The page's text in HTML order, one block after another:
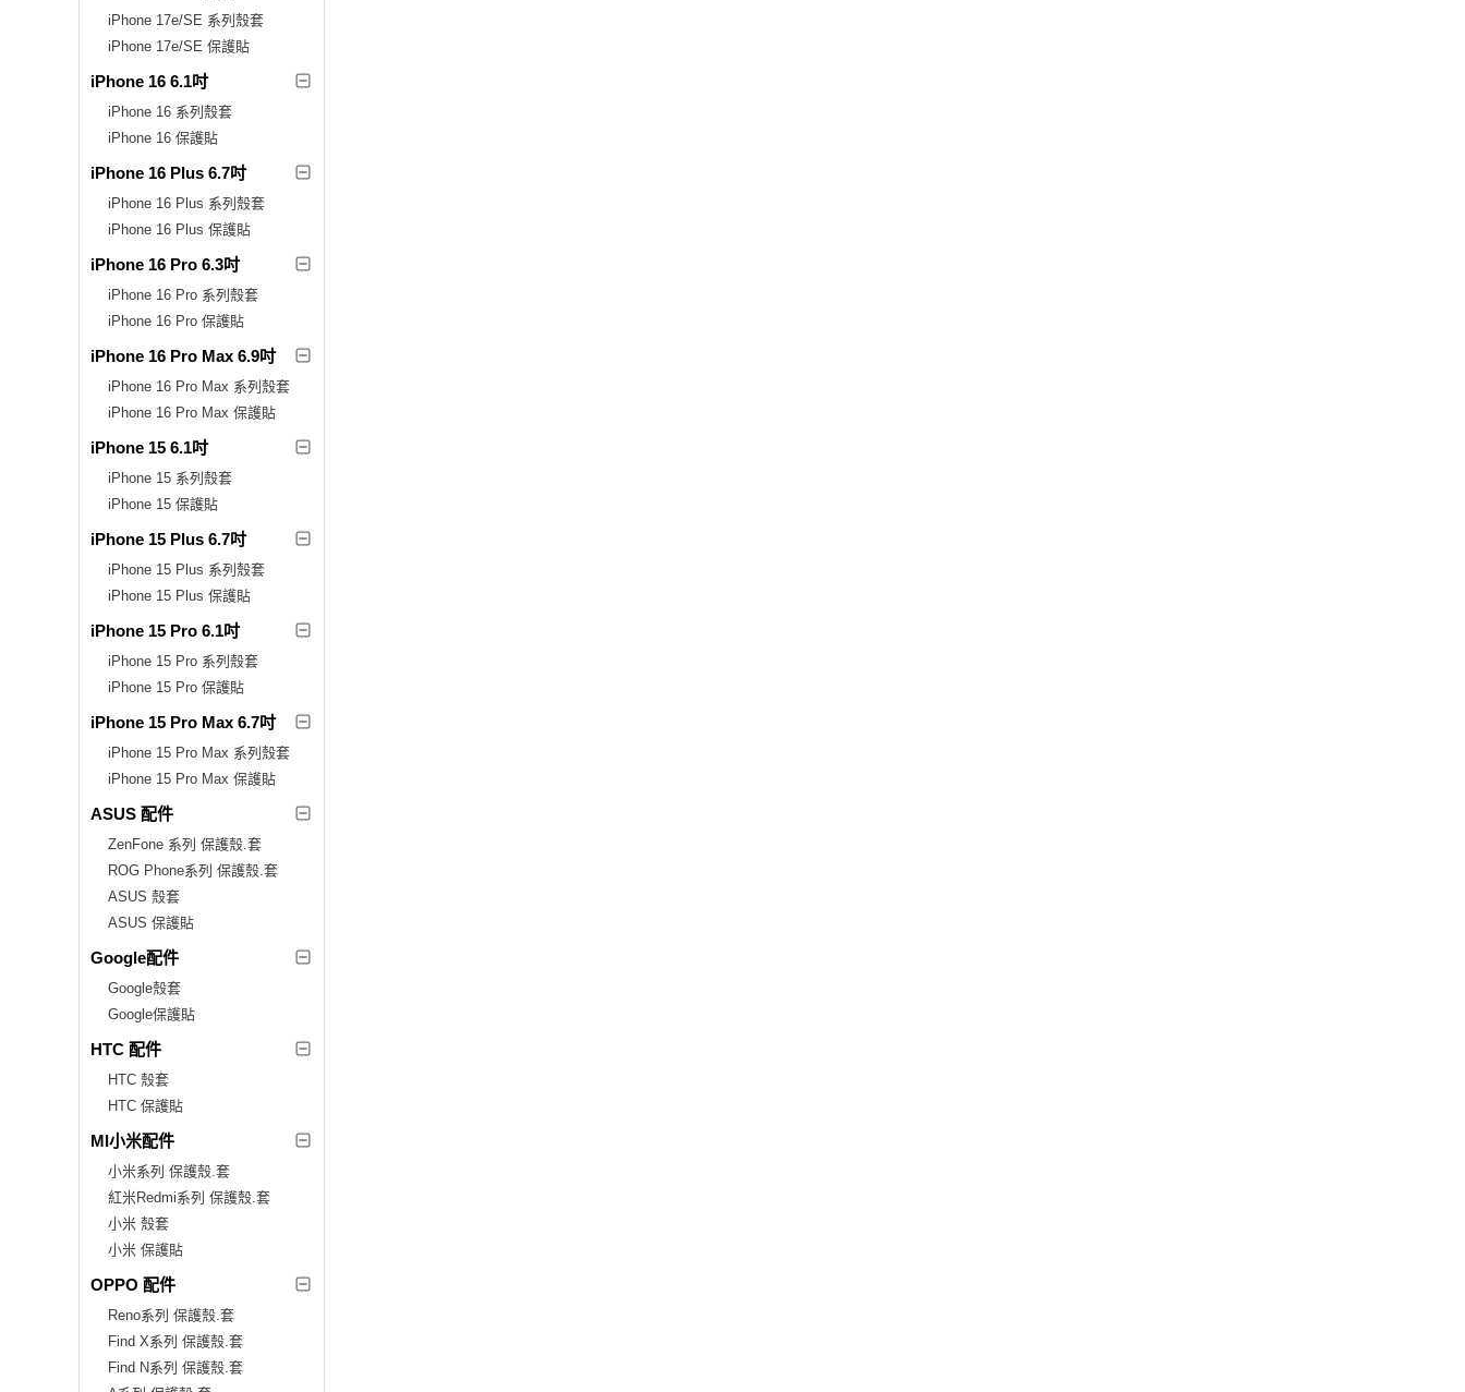
iPhone 17e/SE 系列殼套
iPhone 17e/SE 保護貼
iPhone 16 6.1吋
iPhone 16 系列殼套
iPhone 16 保護貼
iPhone 16 Plus 6.7吋
iPhone 16 Plus 系列殼套
iPhone 16 Plus 保護貼
iPhone 16 Pro 6.3吋
iPhone 16 Pro 系列殼套
iPhone 16 Pro 保護貼
iPhone 16 Pro Max 6.9吋
iPhone 16 Pro Max 系列殼套
iPhone 16 Pro Max 保護貼
iPhone 15 6.1吋
iPhone 15 系列殼套
iPhone 15 保護貼
iPhone 15 Plus 6.7吋
iPhone 15 Plus 系列殼套
iPhone 15 Plus 保護貼
iPhone 15 Pro 6.1吋
iPhone 15 Pro 系列殼套
iPhone 15 Pro 保護貼
iPhone 15 Pro Max 6.7吋
iPhone 15 Pro Max 系列殼套
iPhone 15 Pro Max 保護貼
ASUS 配件
ZenFone 系列 保護殼.套
ROG Phone系列 保護殼.套
ASUS 殼套
ASUS 保護貼
Google配件
Google殼套
Google保護貼
HTC 配件
HTC 殼套
HTC 保護貼
MI小米配件
小米系列 保護殼.套
紅米Redmi系列 保護殼.套
小米 殼套
小米 保護貼
OPPO 配件
Reno系列 保護殼.套
Find X系列 保護殼.套
Find N系列 保護殼.套